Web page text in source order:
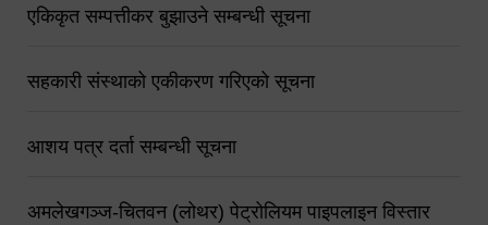
एकिकृत सम्पत्तीकर बुझाउने सम्बन्धी सूचना
सहकारी संस्थाको एकीकरण गरिएको सूचना
आशय पत्र दर्ता सम्बन्धी सूचना
अमलेखगञ्ज-चितवन (लोथर) पेट्रोलियम पाइपलाइन विस्तार